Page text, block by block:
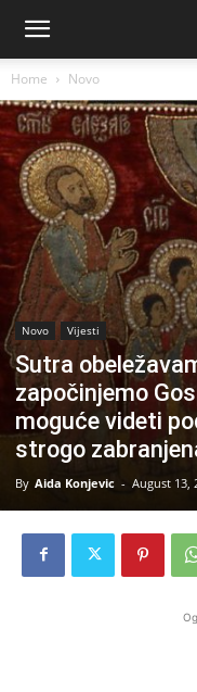
Home Novo
Novo Vijesti
Sutra
započinjemo
moguće videti
strogo
By Aida Konjevic - August 13,